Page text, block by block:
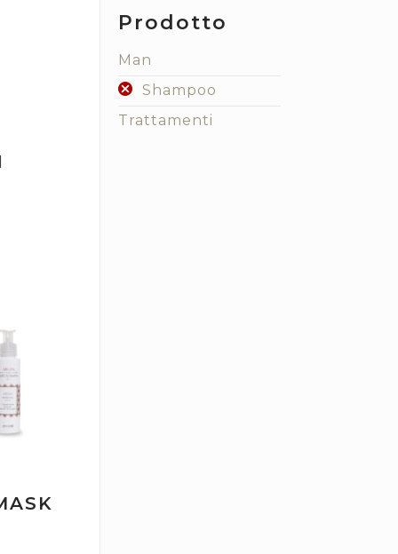
Prodotto
Man
Shampoo
Trattamenti